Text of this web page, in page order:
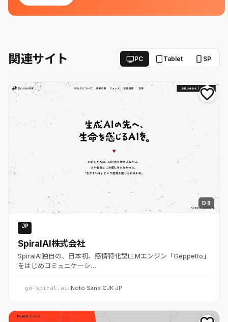
関連サイト PC Tablet SP
D 8
JP
SpiralAI株式会社
SpiralAI独自の、日本初、感情特化型LLMエンジン「Geppetto」
をはじめコミュニケーシ…
go-spiral.ai· Noto Sans CJK JP